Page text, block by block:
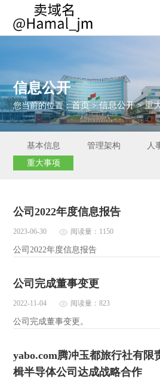
信息公开
您当前的位置：首页>信息公开>重
基本信息 管理架构 人
重大事项
公司2022年度信息报告
2023-06-30 阅读量：1150
公司2022年度信息报告
公司完成董事变更
2022-11-04 阅读量：823
公司完成董事变更。
yabo.com腾冲玉都旅行社有限
楫半导体公司达成战略合作